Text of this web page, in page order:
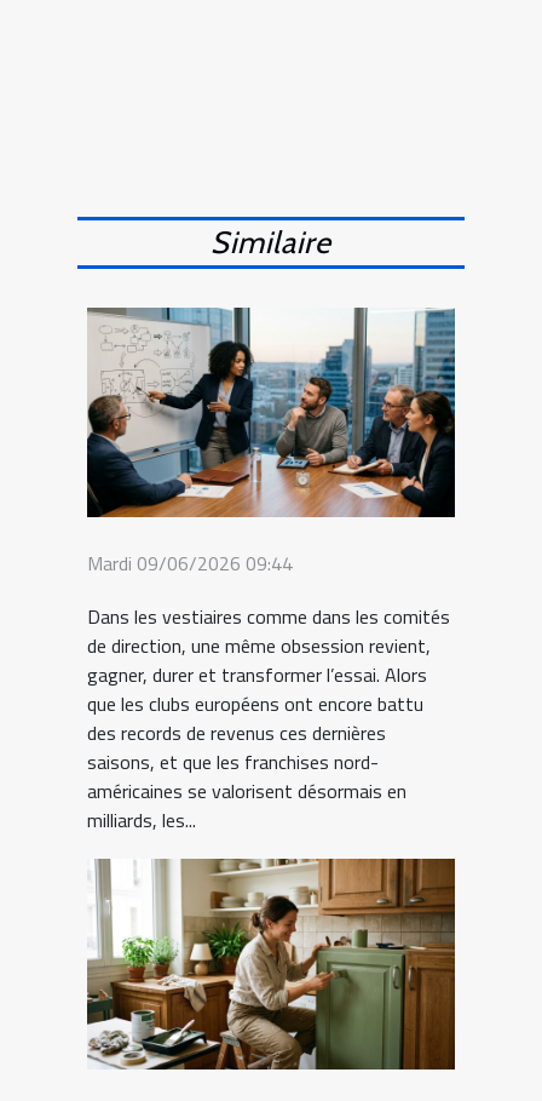
Similaire
Mardi 09/06/2026 09:44
Dans les vestiaires comme dans les comités
de direction, une même obsession revient,
gagner, durer et transformer l’essai. Alors
que les clubs européens ont encore battu
des records de revenus ces dernières
saisons, et que les franchises nord-
américaines se valorisent désormais en
milliards, les...